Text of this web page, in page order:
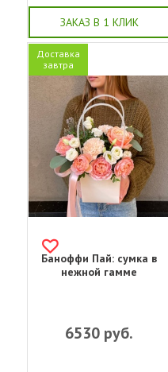
ЗАКАЗ В 1 КЛИК
Доставка
завтра
Баноффи Пай: сумка в
нежной гамме
6530 руб.